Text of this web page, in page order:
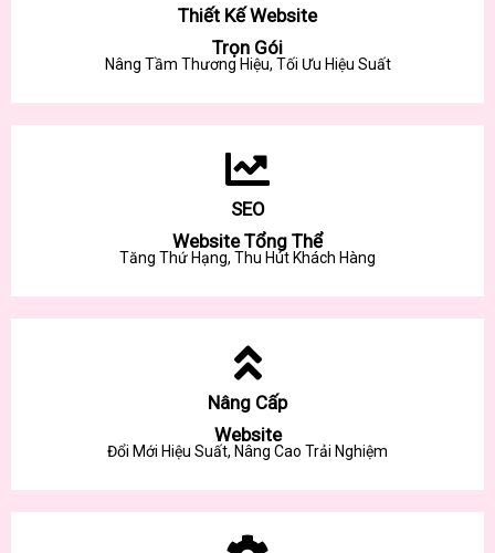
Thiết Kế Website
Trọn Gói
Nâng Tầm Thương Hiệu, Tối Ưu Hiệu Suất
SEO
Website Tổng Thể
Tăng Thứ Hạng, Thu Hút Khách Hàng
Nâng Cấp
Website
Đổi Mới Hiệu Suất, Nâng Cao Trải Nghiệm